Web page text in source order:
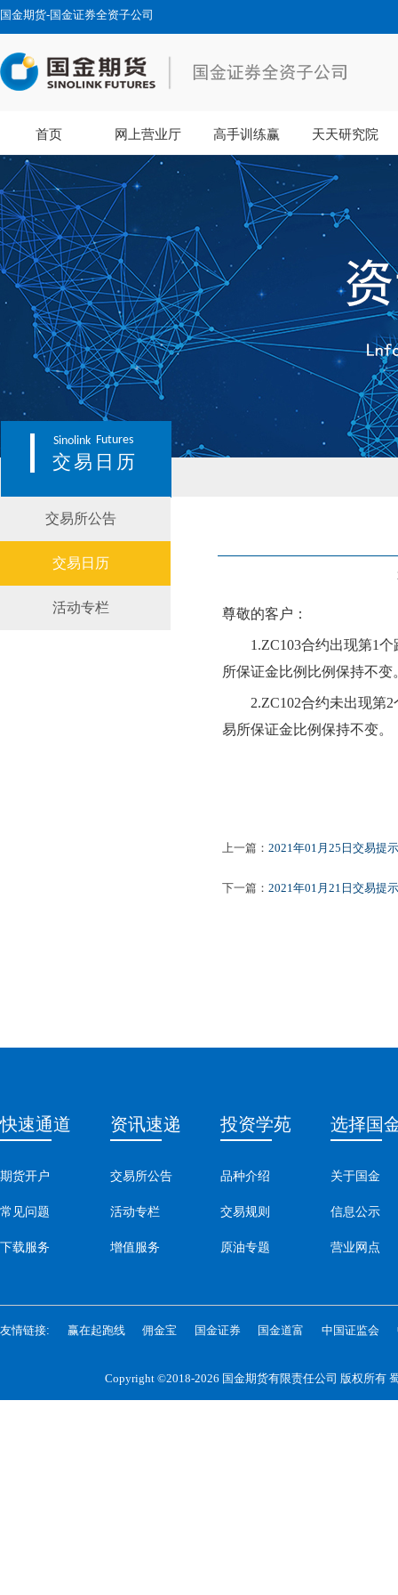
国金期货-国金证券全资子公司
首页 网上营业厅 高手训练赢 天天研究院
Sinolink Futures
交易日历
交易所公告
交易日历
活动专栏 尊敬的客户：
1.ZC103合约出现第1个
所保证金比例 比例保持不变
2.ZC102合约未出现第2
易所保证金比例保持不变。
上一篇： 2021年01月25日交易提示
下一篇： 2021年01月21日交易提示
快速通道
期货开户
常见问题
下载服务
资讯速递
交易所公告
活动专栏
增值服务
投资学苑
品种介绍
交易规则
原油专题
选择国
关于国金
信息公示
营业网点
友情链接: 赢在起跑线 佣金宝 国金证券 国金道富 中国证监会
Copyright ©2018-2026 国金期货有限责任公司 版权所有